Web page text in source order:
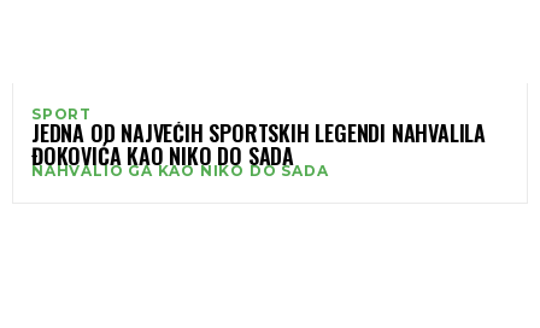
SPORT
JEDNA OD NAJVEĆIH SPORTSKIH LEGENDI NAHVALILA
ĐOKOVIĆA KAO NIKO DO SADA
NAHVALIO GA KAO NIKO DO SADA